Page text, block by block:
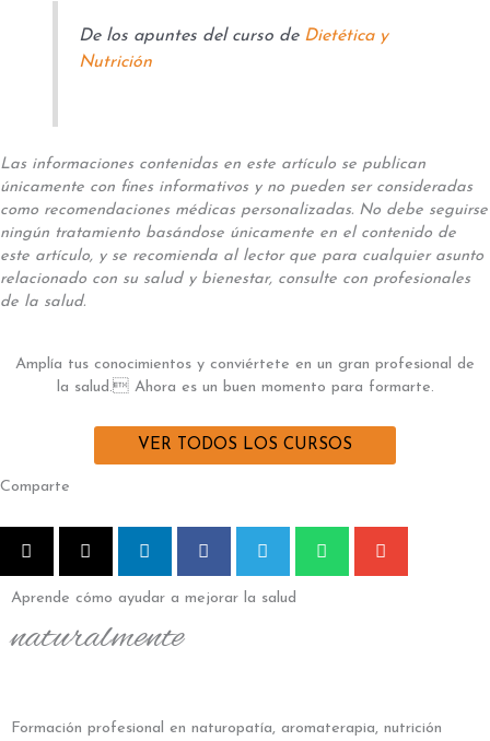
De los apuntes del curso de Dietética y
Nutrición
Las informaciones contenidas en este artículo se publican
únicamente con fines informativos y no pueden ser consideradas
como recomendaciones médicas personalizadas. No debe seguirse
ningún tratamiento basándose únicamente en el contenido de
este artículo, y se recomienda al lector que para cualquier asunto
relacionado con su salud y bienestar, consulte con profesionales
de la salud.
Amplía tus conocimientos y conviértete en un gran profesional de
la salud. Ahora es un buen momento para formarte.
VER TODOS LOS CURSOS
Comparte
Aprende cómo ayudar a mejorar la salud
naturalmente
Formación profesional en naturopatía, aromaterapia, nutrición